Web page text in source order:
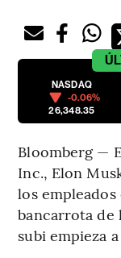
NASDAQ
-0.06%
26,348.35
Bloomberg —
Inc., Elon
los
bancarrota de
subi empieza